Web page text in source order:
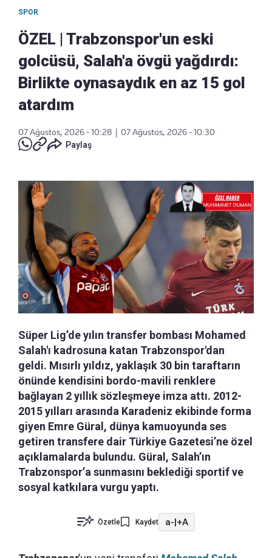
SPOR
ÖZEL | Trabzonspor'un eski
golcüsü, Salah'a övgü yağdırdı:
Birlikte oynasaydık en az 15 gol
atardım
07 Ağustos, 2026 - 10:28
07 Ağustos, 2026 - 10:30
Paylaş
Süper Lig’de yılın transfer bombası Mohamed
Salah'ı kadrosuna katan Trabzonspor'dan
geldi. Mısırlı yıldız, yaklaşık 30 bin taraftarın
önünde kendisini bordo-mavili renklere
bağlayan 2 yıllık sözleşmeye imza attı. 2012-
2015 yılları arasında Karadeniz ekibinde forma
giyen Emre Güral, dünya kamuoyunda ses
getiren transfere dair Türkiye Gazetesi’ne özel
açıklamalarda bulundu. Güral, Salah’ın
Trabzonspor’a sunmasını beklediği sportif ve
sosyal katkılara vurgu yaptı.
Özetle Kaydet a-|+A